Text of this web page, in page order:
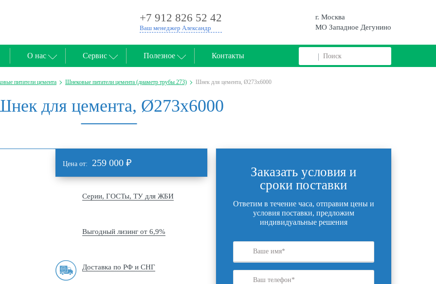
+7 912 826 52 42
Ваш менеджер Александр
г. Москва
МО Западное Дегунино
О нас Сервис Полезное Контакты
питатели цемента Шнековые питатели цемента (диаметр трубы 273) Шнек для цемента, Ø273х6000
для цемента, Ø273х6000
Цена от: 259 000 ₽
Серии, ГОСТы, ТУ для ЖБИ
Выгодный лизинг от 6,9%
Доставка по РФ и СНГ
Заказать условия и
сроки поставки
Ответим в течение часа, отправим цены и
условия поставки, предложим
индивидуальные решения